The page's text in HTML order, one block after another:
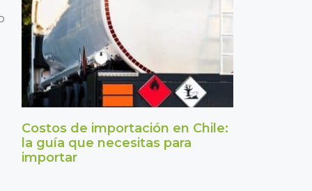
Costos de importación en Chile:
la guía que necesitas para
importar